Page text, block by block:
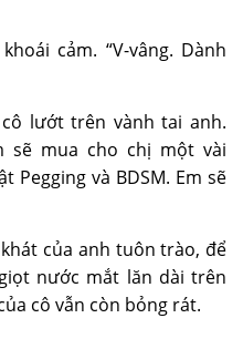
cảm. “V-vâng. Dành
cô lướt trên vành tai anh.
sẽ mua cho chị một vài
Pegging và BDSM. Em sẽ
của anh tuôn trào, để
nước mắt lăn dài trên
cô vẫn còn bỏng rát.